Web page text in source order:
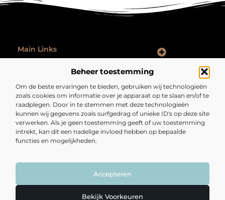
Beheer toestemming
Om de beste ervaringen te bieden, gebruiken wij technologieën
zoals cookies om informatie over je apparaat op te slaan en/of te
raadplegen. Door in te stemmen met deze technologieën
kunnen wij gegevens zoals surfgedrag of unieke ID's op deze site
verwerken. Als je geen toestemming geeft of uw toestemming
intrekt, kan dit een nadelige invloed hebben op bepaalde
functies en mogelijkheden.
Accepteren
Bekijk Voorkeuren
Main Links
Bericht categorie
Lees mee met artikelen en verhalen die je kijk op het dagelijks leven
verrijken en verrassen.